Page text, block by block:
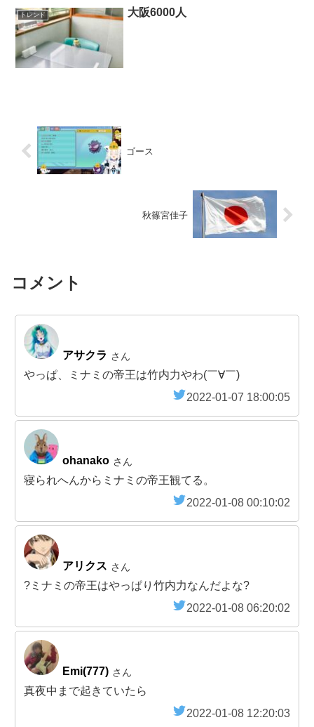
トレンド 大阪6000人
ゴース
秋篠宮佳子
コメント
アサクラ さん
やっぱ、ミナミの帝王は竹内力やわ(￣∀￣)
2022-01-07 18:00:05
ohanako さん
寝られへんからミナミの帝王観てる。
2022-01-08 00:10:02
アリクス さん
?ミナミの帝王はやっぱり竹内力なんだよな?
2022-01-08 06:20:02
Emi(777) さん
真夜中まで起きていたら
2022-01-08 12:20:03